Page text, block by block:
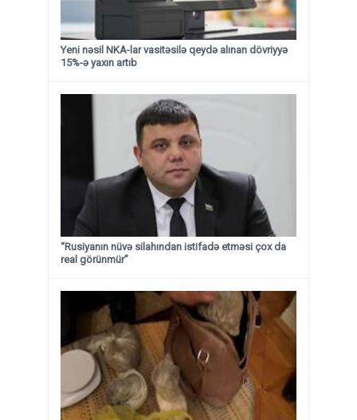
Yeni nəsil NKA-lar vasitəsilə qeydə alınan dövriyyə
15%-ə yaxın artıb
“Rusiyanın nüvə silahından istifadə etməsi çox da
real görünmür”